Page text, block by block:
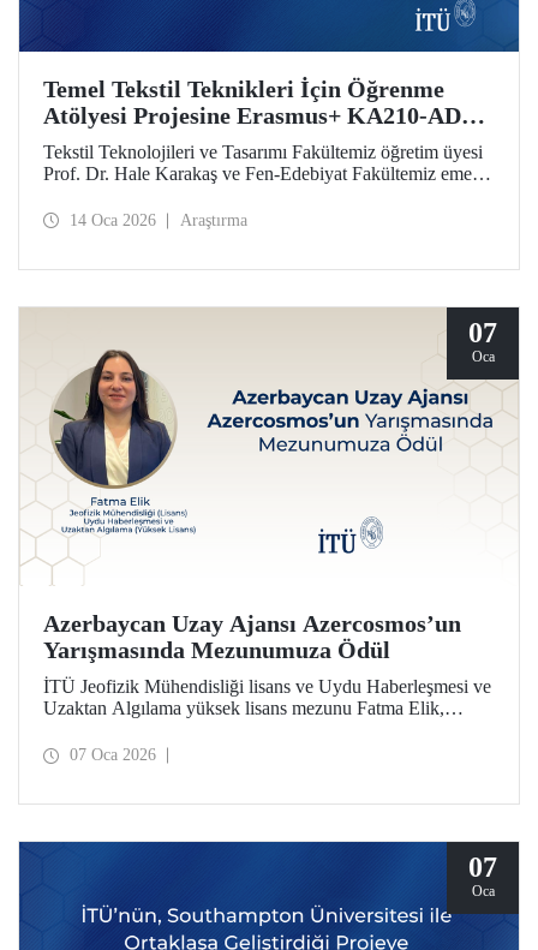
Temel Tekstil Teknikleri İçin Öğrenme
Atölyesi Projesine Erasmus+ KA210-ADU
Desteği
Tekstil Teknolojileri ve Tasarımı Fakültemiz öğretim üyesi
Prof. Dr. Hale Karakaş ve Fen-Edebiyat Fakültemiz emekli
yer aldığı Temel Tekstil Teknikleri İçin Öğrenme Atölyesi
14 Oca 2026 Araştırma
07
Oca
Azerbaycan Uzay Ajansı Azercosmos’un
Yarışmasında Mezunumuza Ödül
İTÜ Jeofizik Mühendisliği lisans ve Uydu Haberleşmesi ve
Uzaktan Algılama yüksek lisans mezunu Fatma Elik,
düzenlenen “Yer Gözlemi – Yerin Məsafədən Müşahidəsi”
07 Oca 2026
07
Oca